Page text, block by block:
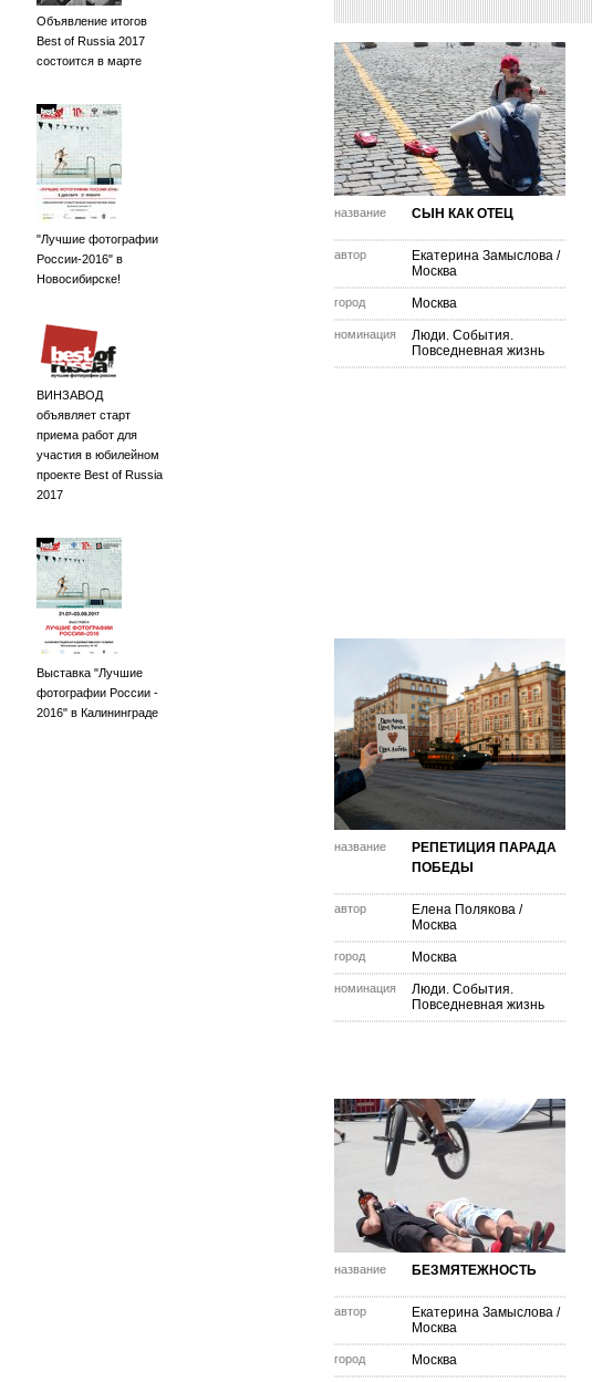
Объявление итогов
Best of Russia 2017
состоится в марте
"Лучшие фотографии
России-2016" в
Новосибирске!
ВИНЗАВОД
объявляет старт
приема работ для
участия в юбилейном
проекте Best of Russia
2017
Выставка "Лучшие
фотографии России -
2016" в Калининграде
название СЫН КАК ОТЕЦ
автор Екатерина Замыслова /
Москва
город Москва
номинация
Люди. События.
Повседневная жизнь
название
РЕПЕТИЦИЯ ПАРАДА
ПОБЕДЫ
автор Елена Полякова /
Москва
город Москва
номинация
Люди. События.
Повседневная жизнь
название БЕЗМЯТЕЖНОСТЬ
автор Екатерина Замыслова /
Москва
город Москва